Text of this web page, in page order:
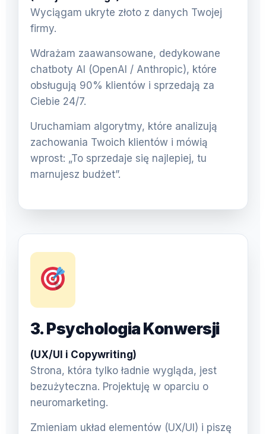
Wyciągam ukryte złoto z danych Twojej
firmy.
Wdrażam zaawansowane, dedykowane
chatboty AI (OpenAI / Anthropic), które
obsługują 90% klientów i sprzedają za
Ciebie 24/7.
Uruchamiam algorytmy, które analizują
zachowania Twoich klientów i mówią
wprost: „To sprzedaje się najlepiej, tu
marnujesz budżet”.
3. Psychologia Konwersji
(UX/UI i Copywriting)
Strona, która tylko ładnie wygląda, jest
bezużyteczna. Projektuję w oparciu o
neuromarketing.
Zmieniam układ elementów (UX/UI) i piszę